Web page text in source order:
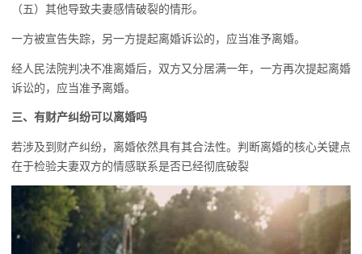
（五）其他导致夫妻感情破裂的情形。
一方被宣告失踪，另一方提起离婚诉讼的，应当准予离婚。
经人民法院判决不准离婚后，双方又分居满一年，一方再次提起离婚
诉讼的，应当准予离婚。
三、有财产纠纷可以离婚吗
若涉及到财产纠纷，离婚依然具有其合法性。判断离婚的核心关键点
在于检验夫妻双方的情感联系是否已经彻底破裂